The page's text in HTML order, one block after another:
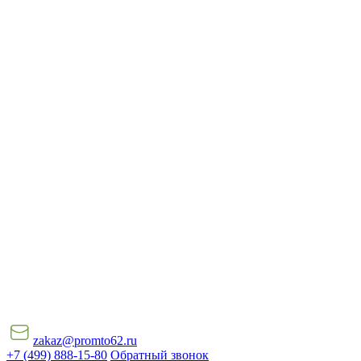
zakaz@promto62.ru
+7 (499) 888-15-80 Обратный звонок